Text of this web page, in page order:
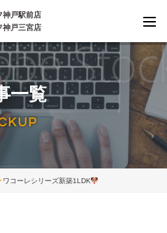
戸駅前店
戸三宮店
一覧
ワコーレシリーズ新築1LDK